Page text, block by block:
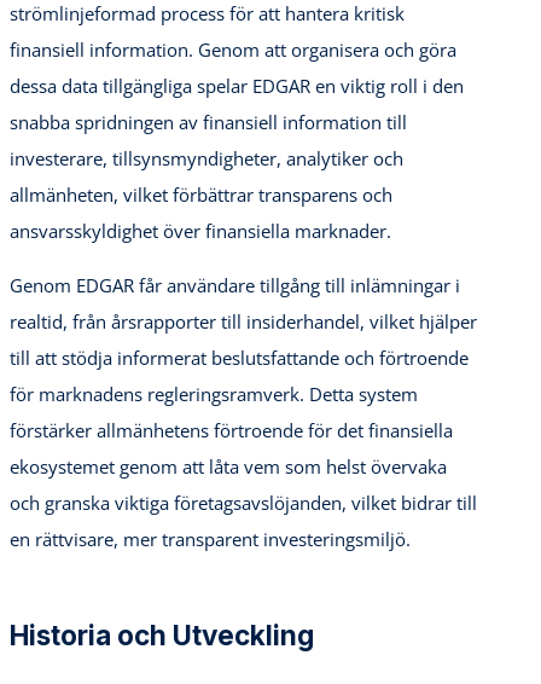
strömlinjeformad process för att hantera kritisk
finansiell information. Genom att organisera och göra
dessa data tillgängliga spelar EDGAR en viktig roll i den
snabba spridningen av finansiell information till
investerare, tillsynsmyndigheter, analytiker och
allmänheten, vilket förbättrar transparens och
ansvarsskyldighet över finansiella marknader.
Genom EDGAR får användare tillgång till inlämningar i
realtid, från årsrapporter till insiderhandel, vilket hjälper
till att stödja informerat beslutsfattande och förtroende
för marknadens regleringsramverk. Detta system
förstärker allmänhetens förtroende för det finansiella
ekosystemet genom att låta vem som helst övervaka
och granska viktiga företagsavslöjanden, vilket bidrar till
en rättvisare, mer transparent investeringsmiljö.
Historia och Utveckling